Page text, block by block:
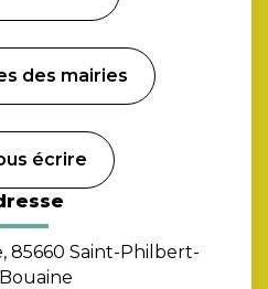
compte
des mairies
écrire
85660 Saint-Philbert-